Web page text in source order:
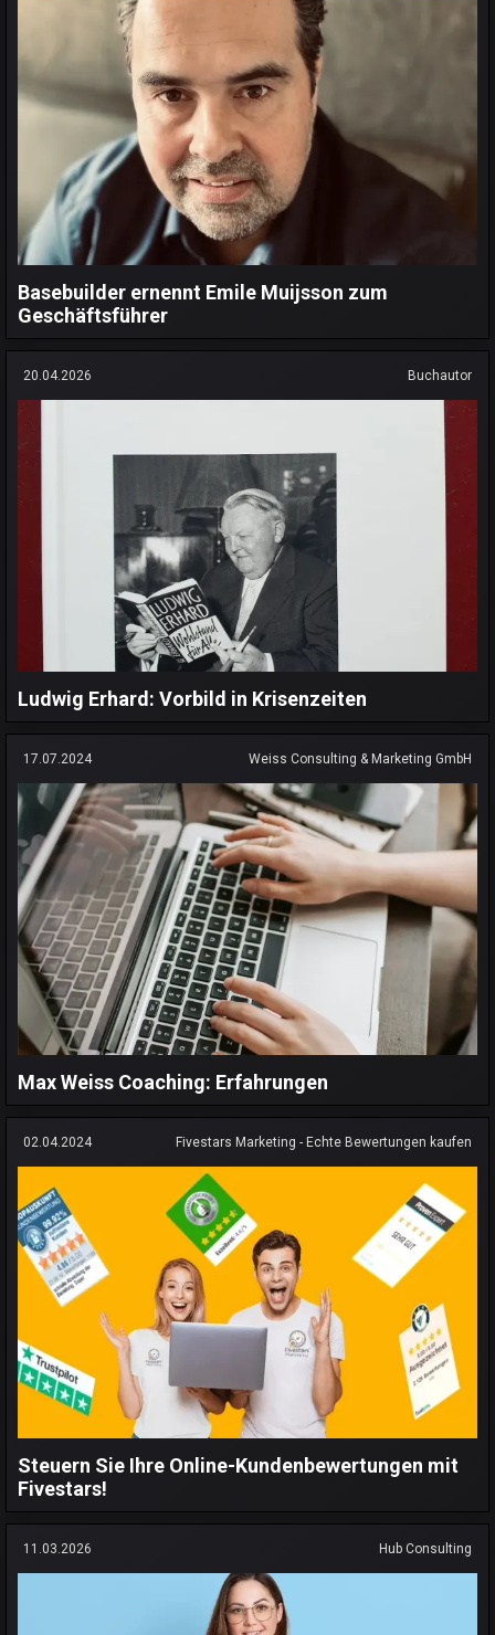
Basebuilder ernennt Emile Muijsson zum
Geschäftsführer
20.04.2026 Buchautor
Ludwig Erhard: Vorbild in Krisenzeiten
17.07.2024 Weiss Consulting & Marketing GmbH
Max Weiss Coaching: Erfahrungen
02.04.2024 Fivestars Marketing - Echte Bewertungen kaufen
Steuern Sie Ihre Online-Kundenbewertungen mit
Fivestars!
11.03.2026 Hub Consulting